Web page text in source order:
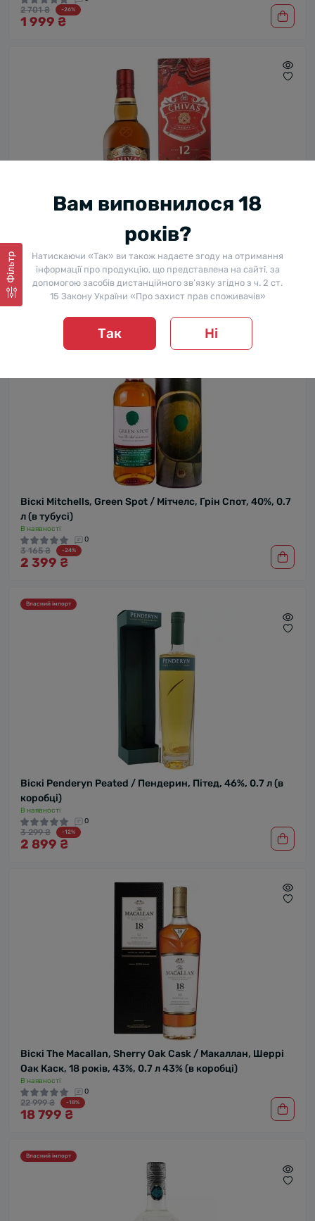
Фільтр
2 701 ₴ -26%
1 999 ₴
Віскі Chivas Regal / Чівас Рігал, 12 років, 40%, 0.7 л (в
коробці)
В наявності
0
1 739 ₴ -20%
1 399 ₴
Віскі Mitchells, Green Spot / Мітчелс, Грін Спот, 40%, 0.7
л (в тубусі)
В наявності
0
3 165 ₴ -24%
2 399 ₴
Власний імпорт
Віскі Penderyn Peated / Пендерин, Пітед, 46%, 0.7 л (в
коробці)
В наявності
0
3 299 ₴ -12%
2 899 ₴
Віскі The Macallan, Sherry Oak Cask / Макаллан, Шеррі
Оак Каск, 18 років, 43%, 0.7 л 43% (в коробці)
В наявності
0
22 999 ₴ -18%
18 799 ₴
Власний імпорт
Вам виповнилося 18
років?
Натискаючи «Так» ви також надаєте згоду на отримання
інформації про продукцію, що представлена на сайті, за
допомогою засобів дистанційного зв’язку згідно з ч. 2 ст.
15 Закону України «Про захист прав споживачів»
Так Ні